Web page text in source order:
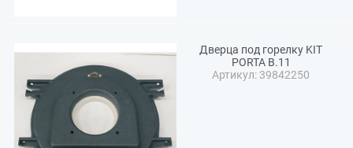
Дверца под горелку KIT
PORTA B.11
Артикул: 39842250